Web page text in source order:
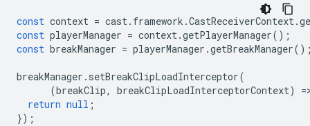
const context = cast. framework .CastReceiverContext.
const playerManager = context.getPlayerManager();
const breakManager = playerManager .getBreakManager
breakManager . setBreakClipLoadInterceptor(
(breakClip, breakClipLoadInterceptorContext) =
return null ;
});